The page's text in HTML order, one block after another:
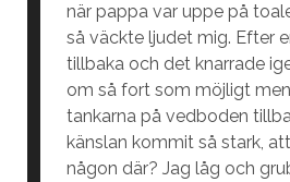
när pappa var uppe på
så väckte ljudet mig. Efter
tillbaka och det knarrade
om så fort som möjligt
tankarna på vedboden
känslan kommit så stark,
någon där? Jag låg och